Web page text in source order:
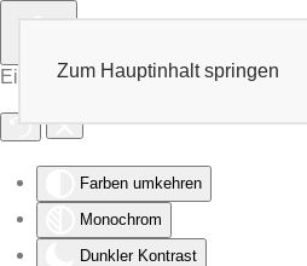
Eingabehilfen öffnen
Farben umkehren
Monochrom
Dunkler Kontrast
Zum Hauptinhalt springen